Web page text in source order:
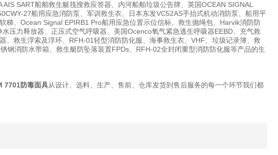
SART船舶救生艇筏搜救应答器、内河船舶垃圾公告牌、英国OCEAN SIGNAL
27船用应急消防泵、军训救生衣、日本东发VC52AS手抬式机动消防泵、船用平
、Ocean Signal EPIRB1 Pro船用应急位置示位信标、救生抛绳包、Harvik消防防
压力释放器、正压式空气呼吸器、美国Ocenco氧气紧急逃生呼吸器EEBD、充气救
救生浮索及浮环、RFH-01轻型消防防化服、海事救生衣、VHF、垃圾记录簿、救
钢消防水带箱、救生艇防坠落装置FPDs、RFH-02全封闭重型消防防化服等产品的生
7701防毒面具从设计、选料、生产、售前、仓库发货到售后服务的每一个环节我们都